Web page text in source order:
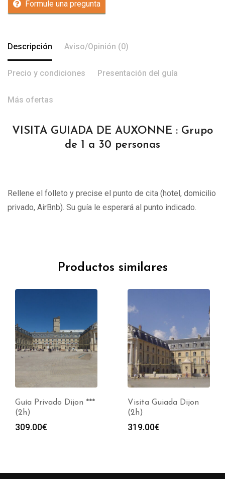
Formule una pregunta
Descripción Aviso/Opinión (0)
Precio y condiciones Presentación del guía
Más ofertas
VISITA GUIADA DE AUXONNE : Grupo
de 1 a 30 personas
Rellene el folleto y precise el punto de cita (hotel, domicilio
privado, AirBnb). Su guía le esperará al punto indicado.
Productos similares
Guía Privado Dijon ***
(2h)
309.00€
Visita Guiada Dijon
(2h)
319.00€